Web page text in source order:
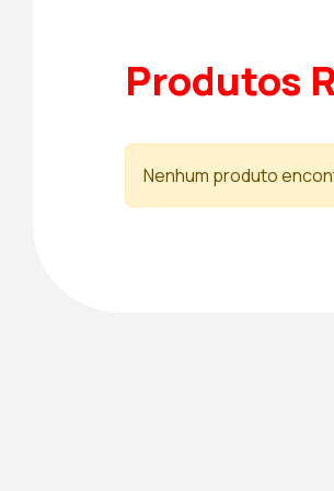
Produtos
Nenhum produto